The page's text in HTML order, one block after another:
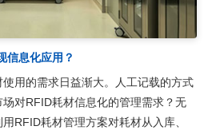
信息化应用？
用的需求日益渐大。人工记载的方式
对RFID耗材信息化的管理需求？无
RFID耗材管理方案对耗材从入库、